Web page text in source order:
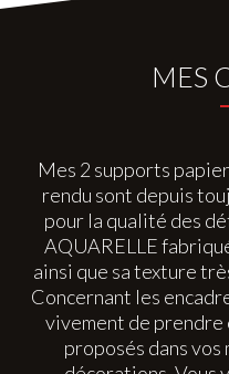
MES
Mes 2 supports
rendu sont depuis
pour la qualité des
AQUARELLE
ainsi que sa texture
Concernant les
vivement de prendre
proposés dans vos